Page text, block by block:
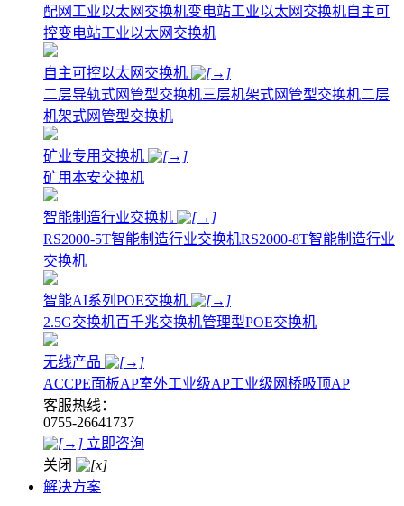
配网工业以太网交换机变电站工业以太网交换机自主可
控变电站工业以太网交换机
自主可控以太网交换机
二层导轨式网管型交换机三层机架式网管型交换机二层
机架式网管型交换机
矿业专用交换机
矿用本安交换机
智能制造行业交换机
RS2000-5T智能制造行业交换机RS2000-8T智能制造行业
交换机
智能AI系列POE交换机
2.5G交换机百千兆交换机管理型POE交换机
无线产品
ACCPE面板AP室外工业级AP工业级网桥吸顶AP
客服热线：
0755-26641737
立即咨询
关闭
解决方案